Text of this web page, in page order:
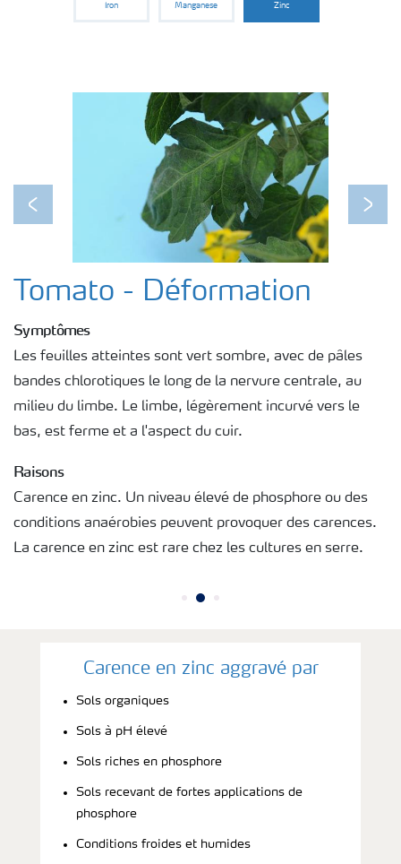
Iron Manganese Zinc
Previous Next
Tomato - Déformation
Symptômes
Les feuilles atteintes sont vert sombre, avec de pâles
bandes chlorotiques le long de la nervure centrale, au
milieu du limbe. Le limbe, légèrement incurvé vers le
bas, est ferme et a l'aspect du cuir.
Raisons
Carence en zinc. Un niveau élevé de phosphore ou des
conditions anaérobies peuvent provoquer des carences.
La carence en zinc est rare chez les cultures en serre.
Carence en zinc aggravé par
Sols organiques
Sols à pH élevé
Sols riches en phosphore
Sols recevant de fortes applications de
phosphore
Conditions froides et humides